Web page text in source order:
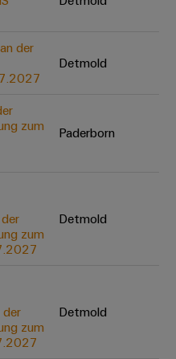
der
Detmold
zum
Paderborn
zum
Detmold
der
zum
Detmold